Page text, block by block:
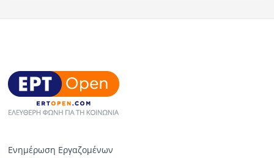
Ενημέρωση Εργαζομένων